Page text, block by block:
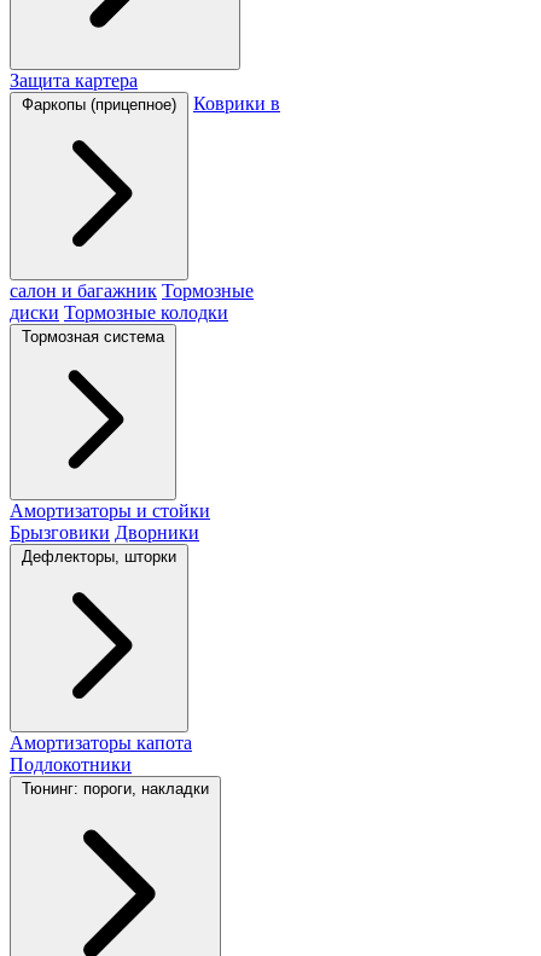
Защита картера
Фаркопы (прицепное) Коврики в
салон и багажник Тормозные
диски Тормозные колодки
Тормозная система
Амортизаторы и стойки
Брызговики Дворники
Дефлекторы, шторки
Амортизаторы капота
Подлокотники
Тюнинг: пороги, накладки